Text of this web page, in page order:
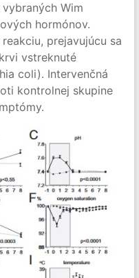
Wim
hormónov.
prejavujúcu sa
vstreknuté
coli). Intervenčná
kontrolnej skupine